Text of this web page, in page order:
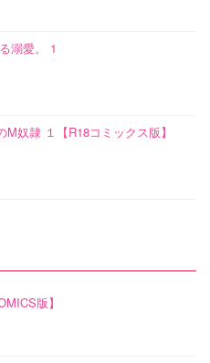
溺愛。 1
奴隷 １【R18コミックス版】
版】